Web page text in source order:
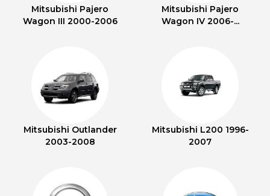
Mitsubishi Pajero
Wagon III 2000-2006
Mitsubishi Pajero
Wagon IV 2006-...
Mitsubishi Outlander
2003-2008
Mitsubishi L200 1996-
2007